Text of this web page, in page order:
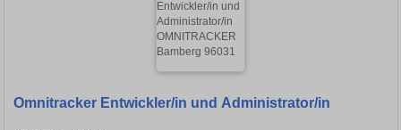
Omnitracker Entwickler/in und Administrator/in